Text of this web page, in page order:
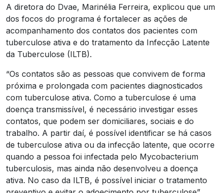
A diretora do Dvae, Marinélia Ferreira, explicou que um
dos focos do programa é fortalecer as ações de
acompanhamento dos contatos dos pacientes com
tuberculose ativa e do tratamento da Infecção Latente
da Tuberculose (ILTB).
“Os contatos são as pessoas que convivem de forma
próxima e prolongada com pacientes diagnosticados
com tuberculose ativa. Como a tuberculose é uma
doença transmissível, é necessário investigar esses
contatos, que podem ser domiciliares, sociais e do
trabalho. A partir daí, é possível identificar se há casos
de tuberculose ativa ou da infecção latente, que ocorre
quando a pessoa foi infectada pelo Mycobacterium
tuberculosis, mas ainda não desenvolveu a doença
ativa. No caso da ILTB, é possível iniciar o tratamento